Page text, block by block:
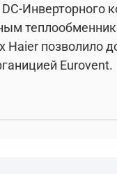
Инверторного
позволило
Eurovent.